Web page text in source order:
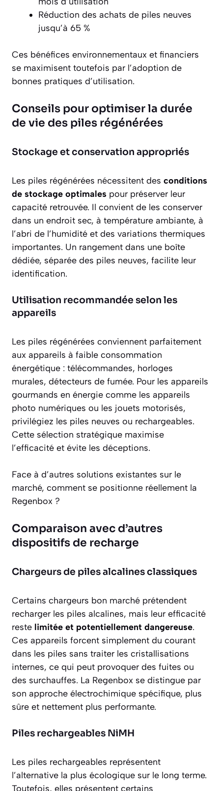
Réduction des achats de piles neuves
jusqu’à 65 %
Ces bénéfices environnementaux et financiers
se maximisent toutefois par l’adoption de
bonnes pratiques d’utilisation.
Conseils pour optimiser la durée
de vie des piles régénérées
Stockage et conservation appropriés
Les piles régénérées nécessitent des conditions
de stockage optimales pour préserver leur
capacité retrouvée. Il convient de les conserver
dans un endroit sec, à température ambiante, à
l’abri de l’humidité et des variations thermiques
importantes. Un rangement dans une boîte
dédiée, séparée des piles neuves, facilite leur
identification.
Utilisation recommandée selon les
appareils
Les piles régénérées conviennent parfaitement
aux appareils à faible consommation
énergétique : télécommandes, horloges
murales, détecteurs de fumée. Pour les appareils
gourmands en énergie comme les appareils
photo numériques ou les jouets motorisés,
privilégiez les piles neuves ou rechargeables.
Cette sélection stratégique maximise
l’efficacité et évite les déceptions.
Face à d’autres solutions existantes sur le
marché, comment se positionne réellement la
Regenbox ?
Comparaison avec d’autres
dispositifs de recharge
Chargeurs de piles alcalines classiques
Certains chargeurs bon marché prétendent
recharger les piles alcalines, mais leur efficacité
reste limitée et potentiellement dangereuse.
Ces appareils forcent simplement du courant
dans les piles sans traiter les cristallisations
internes, ce qui peut provoquer des fuites ou
des surchauffes. La Regenbox se distingue par
son approche électrochimique spécifique, plus
sûre et nettement plus performante.
Piles rechargeables NiMH
Les piles rechargeables représentent
l’alternative la plus écologique sur le long terme.
Toutefois, elles présentent certains